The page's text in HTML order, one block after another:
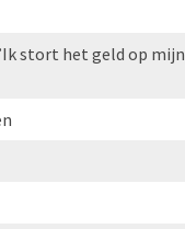
stort het geld op mijn